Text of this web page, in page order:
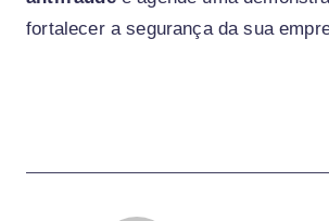
fortalecer a segurança da sua